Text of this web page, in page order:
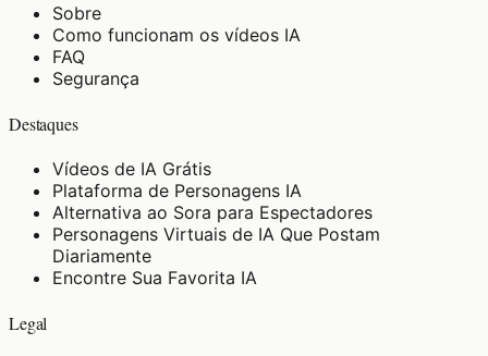
Sobre
Como funcionam os vídeos IA
FAQ
Segurança
Destaques
Vídeos de IA Grátis
Plataforma de Personagens IA
Alternativa ao Sora para Espectadores
Personagens Virtuais de IA Que Postam
Diariamente
Encontre Sua Favorita IA
Legal